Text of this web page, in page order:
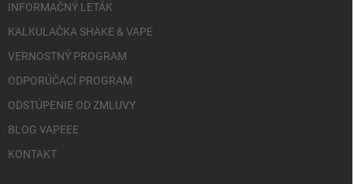
INFORMAČNÝ LETÁK
KALKULAČKA SHAKE & VAPE
VERNOSTNÝ PROGRAM
ODPORÚČACÍ PROGRAM
ODSTÚPENIE OD ZMLUVY
BLOG VAPEEE
KONTAKT